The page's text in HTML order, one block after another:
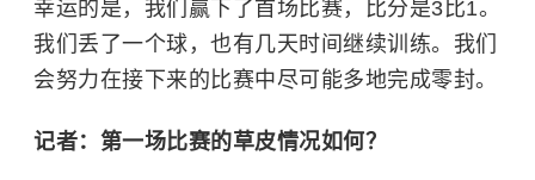
幸运的是，我们赢下了首场比赛，比分是3比1。
我们丢了一个球，也有几天时间继续训练。我们
会努力在接下来的比赛中尽可能多地完成零封。
记者：第一场比赛的草皮情况如何？